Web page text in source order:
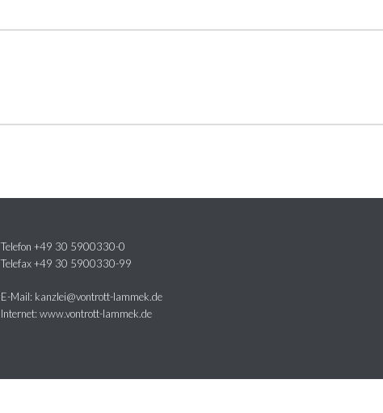
Telefon +49 30 5900330-0
Telefax +49 30 5900330-99
E-Mail: kanzlei@vontrott-lammek.de
Internet: www.vontrott-lammek.de